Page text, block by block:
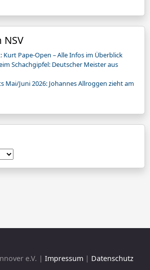
NSV
Kurt Pape-Open – Alle Infos im Überblick
Schachgipfel: Deutscher Meister aus
Mai/Juni 2026: Johannes Allroggen zieht am
e.V. | Impressum | Datenschutz